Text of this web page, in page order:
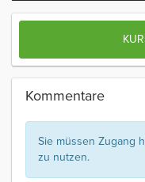
Kommentare
Sie müssen Zugang
zu nutzen.